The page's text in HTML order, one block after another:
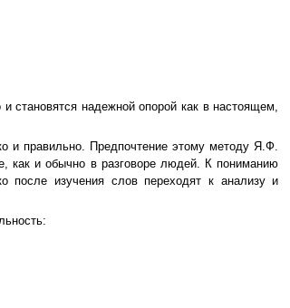
становятся надежной опорой как в настоящем,
и правильно. Предпочтение этому методу Я.Ф.
как и обычно в разговоре людей. К пониманию
после изучения слов переходят к анализу и